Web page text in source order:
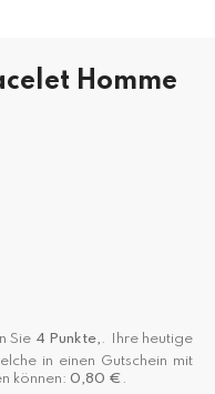
Homme
Sie 4 Punkte, . Ihre heutige
in einen Gutschein mit
können: 0,80 € .